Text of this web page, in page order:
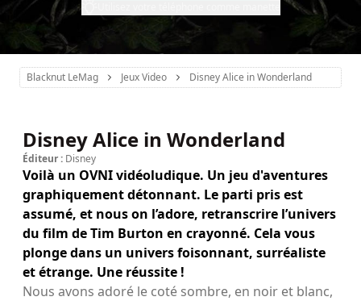
Blacknut LeMag Jeux Video Disney Alice in Wonderland
Disney Alice in Wonderland
Éditeur : Disney
Voilà un OVNI vidéoludique. Un jeu d'aventures
graphiquement détonnant. Le parti pris est
assumé, et nous on l’adore, retranscrire l’univers
du film de Tim Burton en crayonné. Cela vous
plonge dans un univers foisonnant, surréaliste
et étrange. Une réussite !
Nous avons adoré le coté sombre, en noir et blanc,